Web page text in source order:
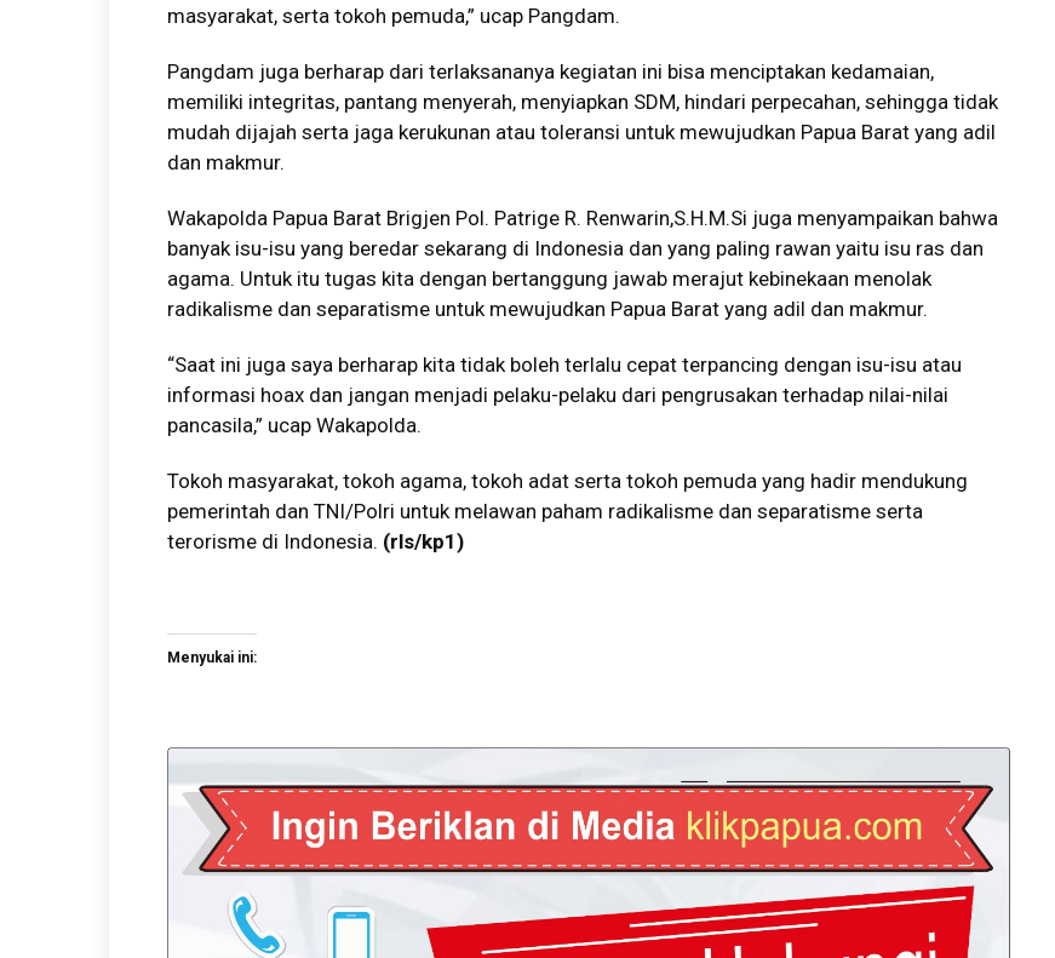
masyarakat, serta tokoh pemuda,” ucap Pangdam.
Pangdam juga berharap dari terlaksananya kegiatan ini bisa menciptakan kedamaian,
memiliki integritas, pantang menyerah, menyiapkan SDM, hindari perpecahan, sehingga tidak
mudah dijajah serta jaga kerukunan atau toleransi untuk mewujudkan Papua Barat yang adil
dan makmur.
Wakapolda Papua Barat Brigjen Pol. Patrige R. Renwarin,S.H.M.Si juga menyampaikan bahwa
banyak isu-isu yang beredar sekarang di Indonesia dan yang paling rawan yaitu isu ras dan
agama. Untuk itu tugas kita dengan bertanggung jawab merajut kebinekaan menolak
radikalisme dan separatisme untuk mewujudkan Papua Barat yang adil dan makmur.
“Saat ini juga saya berharap kita tidak boleh terlalu cepat terpancing dengan isu-isu atau
informasi hoax dan jangan menjadi pelaku-pelaku dari pengrusakan terhadap nilai-nilai
pancasila,” ucap Wakapolda.
Tokoh masyarakat, tokoh agama, tokoh adat serta tokoh pemuda yang hadir mendukung
pemerintah dan TNI/Polri untuk melawan paham radikalisme dan separatisme serta
terorisme di Indonesia. (rls/kp1)
Menyukai ini: